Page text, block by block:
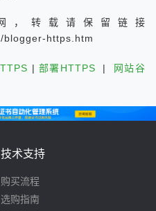
，转载请保留链接
blogger-https.htm
| 部署HTTPS |
网站谷
技术支持
购买流程
选购指南